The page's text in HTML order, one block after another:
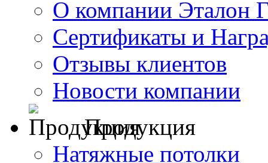
О компании Эталон
Сертификаты и
Отзывы клиентов
Новости компании
Продукция
Натяжные потолки